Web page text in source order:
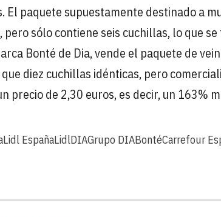
El paquete supuestamente destinado a
pero sólo contiene seis cuchillas, lo que
Bonté de Dia, vende el paquete de
diez cuchillas idénticas, pero
precio de 2,30 euros, es decir, un 163%
Lidl EspañaLidlDIAGrupo DIABontéCarrefour